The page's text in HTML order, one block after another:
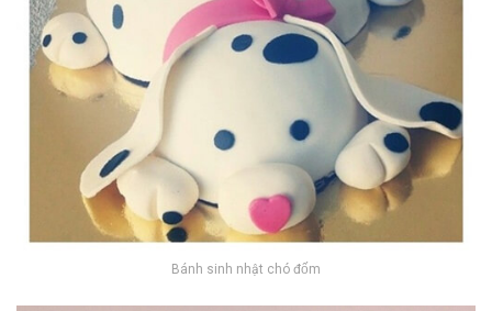
Bánh sinh nhật chó đốm